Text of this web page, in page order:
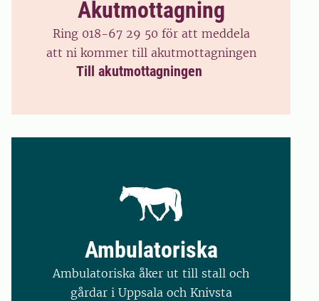
Akutmottagning
Ring 018-67 29 50 för att meddela
att ni kommer till akutmottagningen
Till akutmottagningen
Ambulatoriska
Ambulatoriska åker ut till stall och
gårdar i Uppsala och Knivsta